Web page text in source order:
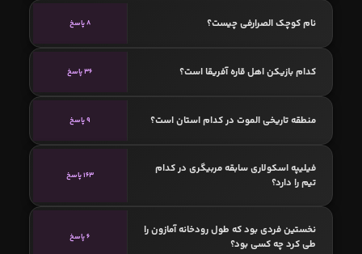
نام کوچک الصرارفی چیست؟ 8 پاسخ
کدام بازیکن اهل قاره آفریقا است؟ 36 پاسخ
منطقه تاریخی الموت در کدام استان است؟ 9 پاسخ
فیلیپه اسکولاری سابقه مربیگری در کدام
تیم را دارد؟
163 پاسخ
نخستین فردی بود که طول رودخانه آمازون را
طی کرد چه کسی بود؟
6 پاسخ